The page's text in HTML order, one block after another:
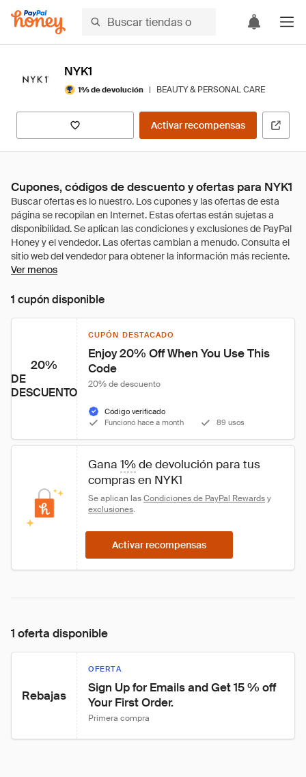
NYK1
1% de devolución | BEAUTY & PERSONAL CARE
Activar recompensas
Cupones, códigos de descuento y ofertas para NYK1
Ver menos
1 cupón disponible
20%
DE
DESCUENTO
CUPÓN DESTACADO
Enjoy 20% Off When You Use This
Code
20% de descuento
Código verificado
Funcionó hace a month
89 usos
Gana 1% de devolución para tus
compras en NYK1
Se aplican las Condiciones de PayPal Rewards y
exclusiones.
Activar recompensas
1 oferta disponible
Rebajas
OFERTA
Sign Up for Emails and Get 15 % off
Your First Order.
Primera compra